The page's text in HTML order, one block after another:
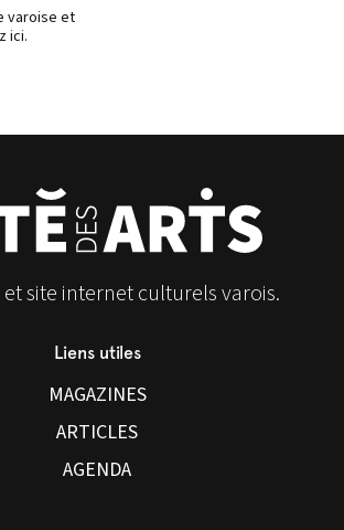
varoise et
ici.
et site internet culturels varois.
Liens utiles
MAGAZINES
ARTICLES
AGENDA